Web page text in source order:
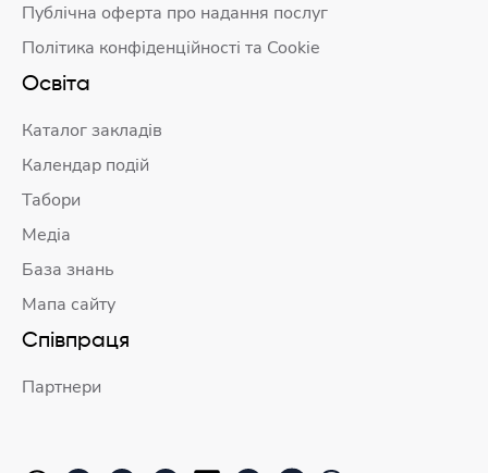
Публічна оферта про надання послуг
Політика конфіденційності та Cookie
Освіта
Каталог закладів
Календар подій
Табори
Медіа
База знань
Мапа сайту
Співпраця
Партнери